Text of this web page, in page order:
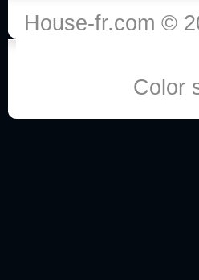
Salut tout le monde ! Je
House-fr.com ©
Color